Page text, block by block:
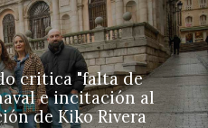
critica "falta de
e incitación al
de Kiko Rivera